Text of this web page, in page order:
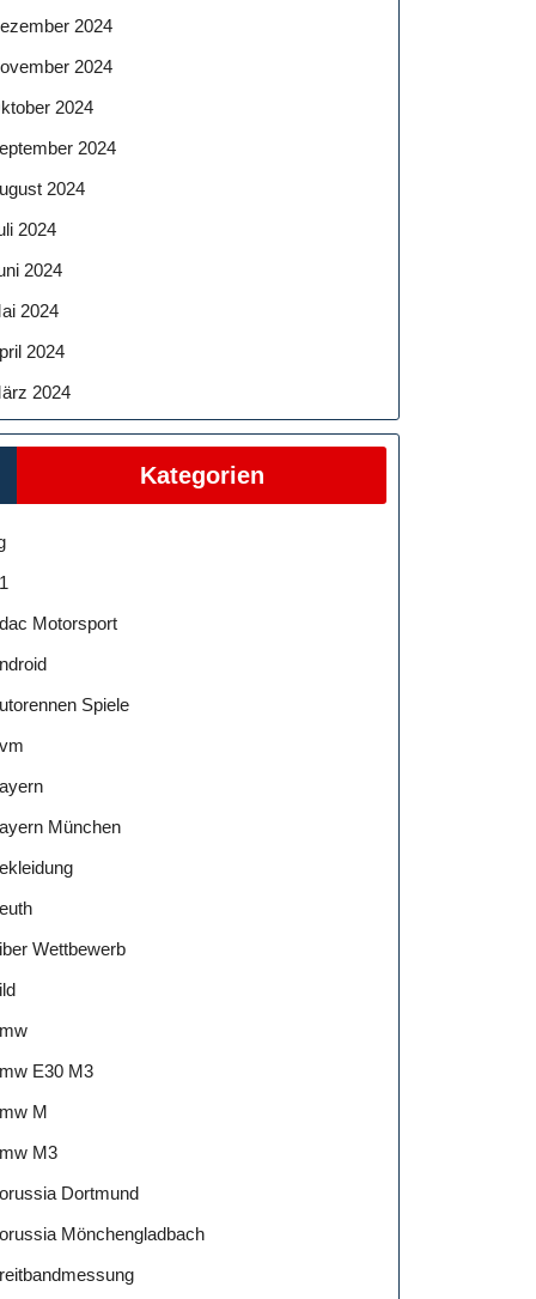
2024
2024
2024
2024
2024
2024
2024
2024
2024
2024
Kategorien
Motorsport
Spiele
München
Wettbewerb
E30 M3
M
M3
Dortmund
Mönchengladbach